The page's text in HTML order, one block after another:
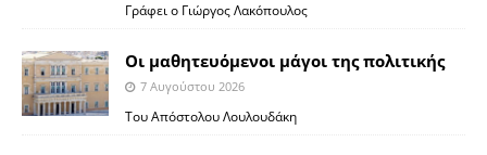
Γράφει ο Γιώργος Λακόπουλος
Οι μαθητευόμενοι μάγοι της πολιτικής
7 Αυγούστου 2026
Του Απόστολου Λουλουδάκη